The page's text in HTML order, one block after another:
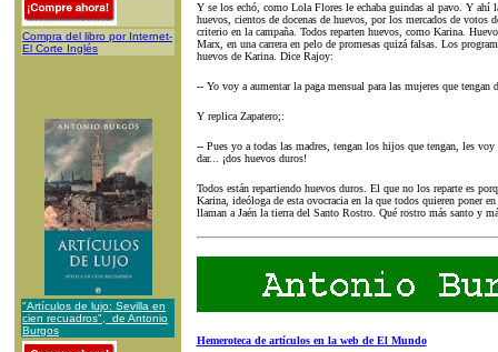
Compra del libro por Internet-
El Corte Inglés
"Artículos de lujo: Sevilla en
cien recuadros", de Antonio
Burgos
Y se los echó, como Lola Flores le echaba guindas al pavo. Y ahí
huevos, cientos de docenas de huevos, por los mercados de votos
criterio en la campaña. Todos reparten huevos, como Karina.
Marx, en una carrera en pelo de promesas quizá falsas. Los
huevos de Karina. Dice Rajoy:
-- Yo voy a aumentar la paga mensual para las mujeres que tengan
Y replica Zapatero;:
-- Pues yo a todas las madres, tengan los hijos que tengan, les voy
dar... ¡dos huevos duros!
Todos están repartiendo huevos duros. El que no los reparte es
Karina, ideóloga de esta ovocracia en la que todos quieren poner
llaman a Jaén la tierra del Santo Rostro. Qué rostro más santo y
Hemeroteca de artículos en la web de El Mundo